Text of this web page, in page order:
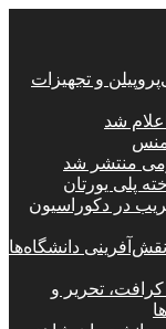
و تجهیزات
منتشر شد
پلی یورتان
در دکوراسیون
دانشگاه‌ها
کرافت، تحریر و